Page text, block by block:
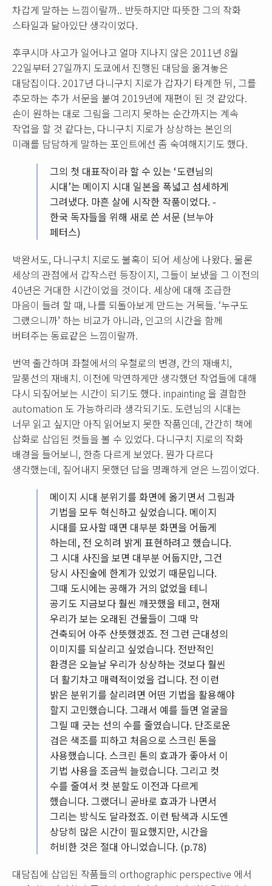
차갑게 말하는 느낌이랄까.. 반듯하지만 따뜻한 그의 작화
스타일과 닮아있단 생각이었다.
후쿠시마 사고가 일어나고 얼마 지나지 않은 2011년 8월
22일부터 27일까지 도쿄에서 진행된 대담을 옮겨놓은
대담집이다. 2017년 다니구치 지로가 갑자기 타계한 뒤, 그를
추모하는 추가 서문을 붙여 2019년에 재편이 된 것 같았다.
손이 원하는 대로 그림을 그리지 못하는 순간까지는 계속
작업을 할 것 같다는, 다니구치 지로가 상상하는 본인의
미래를 담담하게 말하는 포인트에선 좀 숙여해지기도 했다.
그의 첫 대표작이라 할 수 있는 ‘도련님의
시대’는 메이지 시대 일본을 폭넓고 섬세하게
그려냈다. 마흔 살에 시작한 작품이었다. -
한국 독자들을 위해 새로 쓴 서문 (브누아
페터스)
박완서도, 다니구치 지로도 불혹이 되어 세상에 나왔다. 물론
세상의 관점에서 갑작스런 등장이지, 그들이 보냈을 그 이전의
40년은 거대한 시간이었을 것이다. 세상에 대해 조급한
마음이 들려 할 때, 나를 되돌아보게 만드는 거목들. ‘누구도
그랬으니까’ 하는 비교가 아니라, 인고의 시간을 함께
버텨주는 동료같은 느낌이랄까.
번역 출간하며 좌철에서의 우철로의 변경, 칸의 재배치,
말풍선의 재배치. 이전에 막연하게만 생각했던 작업들에 대해
다시 되짚어보는 시간이 되기도 했다. inpainting 을 결합한
automation 도 가능하리라 생각되기도. 도련님의 시대는
너무 읽고 싶지만 아직 읽어보지 못한 작품인데, 간간히 책에
삽화로 삽입된 컷들을 볼 수 있었다. 다니구치 지로의 작화
배경을 들어보니, 한층 다르게 보였다. 뭔가 다르다
생각했는데, 짚어내지 못했던 답을 명쾌하게 얻은 느낌이었다.
메이지 시대 분위기를 화면에 옮기면서 그림과
기법을 모두 혁신하고 싶었습니다. 메이지
시대를 묘사할 때면 대부분 화면을 어둡게
하는데, 전 오히려 밝게 표현하려고 했습니다.
그 시대 사진을 보면 대부분 어둡지만, 그건
당시 사진술에 한계가 있었기 때문입니다.
그때 도시에는 공해가 거의 없었을 테니
공기도 지금보다 훨씬 깨끗했을 테고, 현재
우리가 보는 오래된 건물들이 그때 막
건축되어 아주 산뜻했겠죠. 전 그런 근대성의
이미지를 되살리고 싶었습니다. 전반적인
환경은 오늘날 우리가 상상하는 것보다 훨씬
더 활기차고 매력적이었을 겁니다. 전 이런
밝은 분위기를 살리려면 어떤 기법을 활용해야
할지 고민했습니다. 그래서 예를 들면 얼굴을
그릴 때 긋는 선의 수를 줄였습니다. 단조로운
검은 색조를 피하고 처음으로 스크린 톤을
사용했습니다. 스크린 톤의 효과가 좋아서 이
기법 사용을 조금씩 늘렸습니다. 그리고 컷
수를 줄여서 컷 분할도 이전과 다르게
했습니다. 그랬더니 곧바로 효과가 나면서
그리는 방식도 달라졌죠. 이런 탐색과 시도엔
상당히 많은 시간이 필요했지만, 시간을
허비한 것은 절대 아니었습니다. (p.78)
대담집에 삽입된 작품들의 orthographic perspective 에서